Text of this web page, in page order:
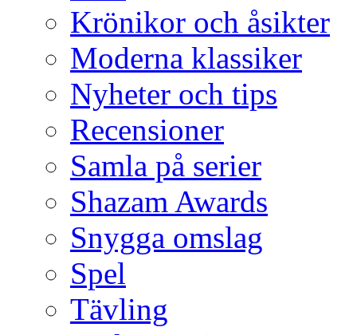
Krönikor och åsikter
Moderna klassiker
Nyheter och tips
Recensioner
Samla på serier
Shazam Awards
Snygga omslag
Spel
Tävling